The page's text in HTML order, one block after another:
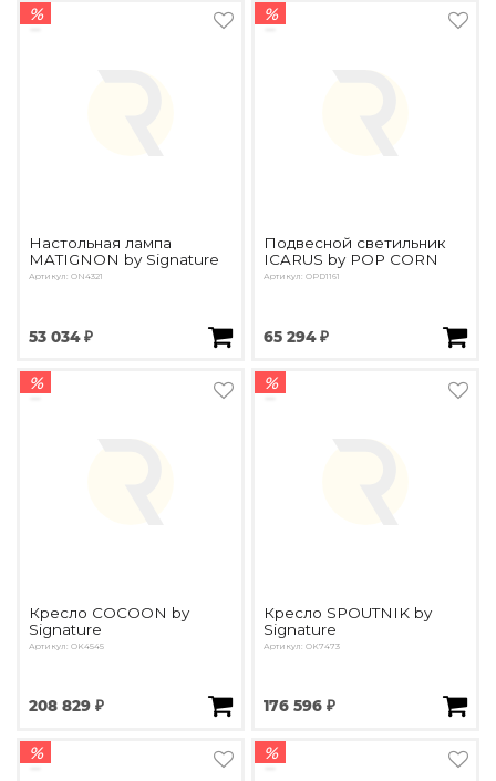
%
Настольная лампа
MATIGNON by Signature
Артикул: ON4321
53 034 ₽
%
Подвесной светильник
ICARUS by POP CORN
Артикул: OPD1161
65 294 ₽
%
Кресло COCOON by
Signature
Артикул: OK4545
208 829 ₽
%
Кресло SPOUTNIK by
Signature
Артикул: OK7473
176 596 ₽
% %